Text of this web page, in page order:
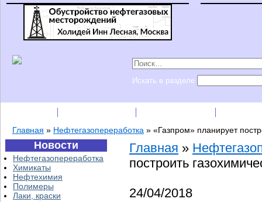
Искать в разделе
Главная » Нефтегазопереработка » «Газпром» планирует
Новости
Нефтегазопереработка
Химикаты
Нефтехимия
Полимеры
Лаки, краски
Главная »
построить
24/04/2018